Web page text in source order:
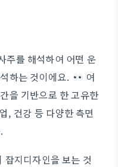
주를 해석하여 어떤 운
하는 것이에요.
여
을 기반으로 한 고유한
, 건강 등 다양한 측면
잡지디자인을 보는 것